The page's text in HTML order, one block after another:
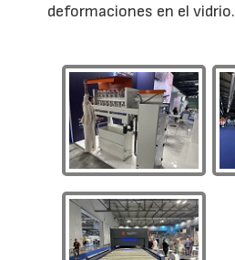
deformaciones en el vidrio.